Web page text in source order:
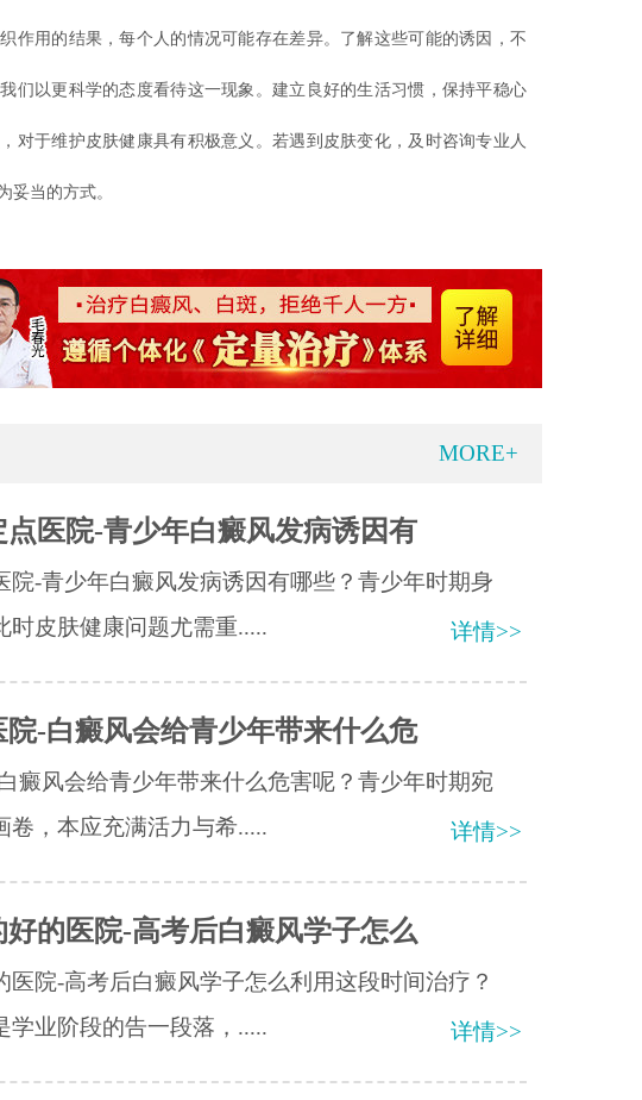
作用的结果，每个人的情况可能存在差异。了解这些可能的诱因，不
们以更科学的态度看待这一现象。建立良好的生活习惯，保持平稳心
对于维护皮肤健康具有积极意义。若遇到皮肤变化，及时咨询专业人
妥当的方式。
MORE+
医院-青少年白癜风发病诱因有
院-青少年白癜风发病诱因有哪些？青少年时期身
时皮肤健康问题尤需重.....
详情>>
-白癜风会给青少年带来什么危
癜风会给青少年带来什么危害呢？青少年时期宛
卷，本应充满活力与希.....
详情>>
的医院-高考后白癜风学子怎么
医院-高考后白癜风学子怎么利用这段时间治疗？
学业阶段的告一段落，.....
详情>>